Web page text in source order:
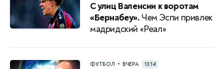
С улиц Валенсии к воротам
«Бернабеу». Чем Эспи привлек
мадридский «Реал»
ФУТБОЛ • ВЧЕРА 13:14